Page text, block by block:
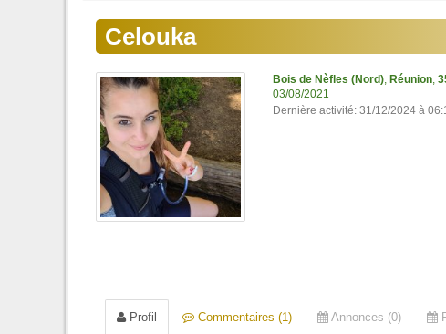
Celouka
Bois de Nèfles (Nord) Réunion
03/08/2021
Dernière activité: 31/12/2024 à
Profil Commentaires (1) Annonces (0)